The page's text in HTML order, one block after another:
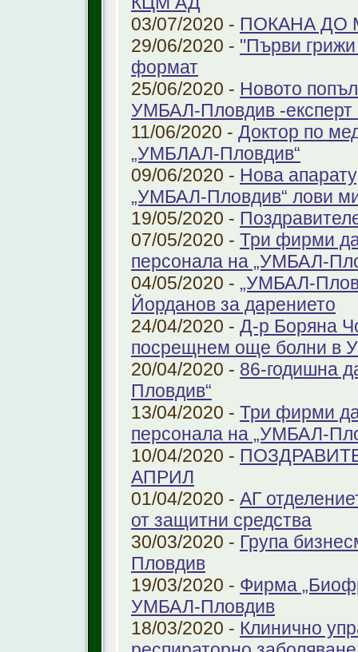
03/07/2020 - ПОКАНА ДО
29/06/2020 - "Първи
формат
25/06/2020 - Новото
УМБАЛ-Пловдив -експерт
11/06/2020 - Доктор по
„УМБЛАЛ-Пловдив“
09/06/2020 - Нова
„УМБАЛ-Пловдив“ лови
19/05/2020 -
07/05/2020 - Три фирми
персонала на „УМБАЛ-
04/05/2020 - „УМБАЛ-
Йорданов за дарението
24/04/2020 - Д-р Боряна
посрещнем още болни в
20/04/2020 - 86-годишна
Пловдив“
13/04/2020 - Три фирми
персонала на „УМБАЛ-
10/04/2020 -
АПРИЛ
01/04/2020 - АГ
от защитни средства
30/03/2020 - Група
Пловдив
19/03/2020 - Фирма
УМБАЛ-Пловдив
18/03/2020 - Клинично